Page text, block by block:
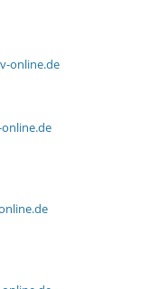
online.de